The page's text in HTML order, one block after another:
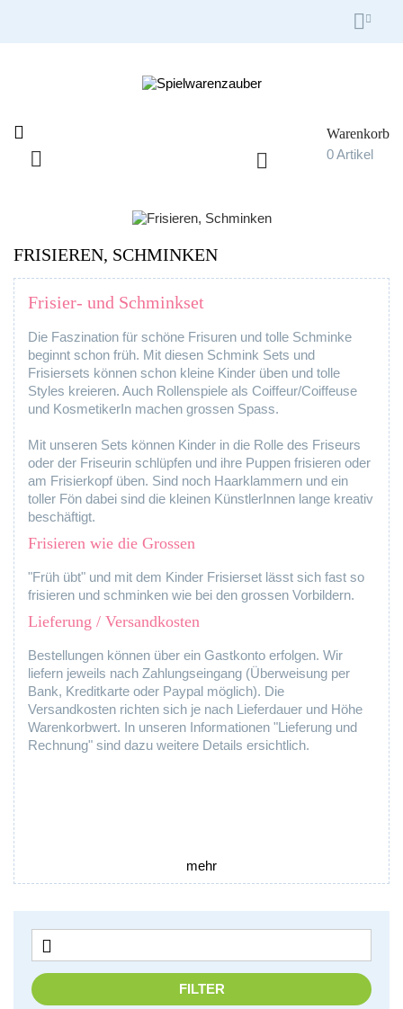

Warenkorb
0Artikel


FRISIEREN, SCHMINKEN
Frisier- und Schminkset
Die Faszination für schöne Frisuren und tolle Schminke
beginnt schon früh. Mit diesen Schmink Sets und
Frisiersets können schon kleine Kinder üben und tolle
Styles kreieren. Auch Rollenspiele als Coiffeur/Coiffeuse
und KosmetikerIn machen grossen Spass.
Mit unseren Sets können Kinder in die Rolle des Friseurs
oder der Friseurin schlüpfen und ihre Puppen frisieren oder
am Frisierkopf üben. Sind noch Haarklammern und ein
toller Fön dabei sind die kleinen KünstlerInnen lange kreativ
beschäftigt.
Frisieren wie die Grossen
"Früh übt" und mit dem Kinder Frisierset lässt sich fast so
frisieren und schminken wie bei den grossen Vorbildern.
Lieferung / Versandkosten
Bestellungen können über ein Gastkonto erfolgen. Wir
liefern jeweils nach Zahlungseingang (Überweisung per
Bank, Kreditkarte oder Paypal möglich). Die
Versandkosten richten sich je nach Lieferdauer und Höhe
Warenkorbwert. In unseren Informationen "Lieferung und
Rechnung" sind dazu weitere Details ersichtlich.
mehr

FILTER